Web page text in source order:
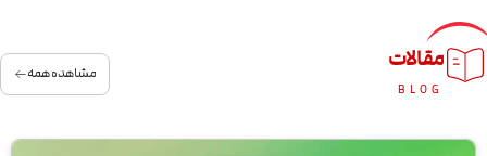
مقالات
BLOG
مشاهده همه